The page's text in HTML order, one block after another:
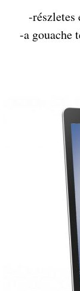
-részletes
-a gouache